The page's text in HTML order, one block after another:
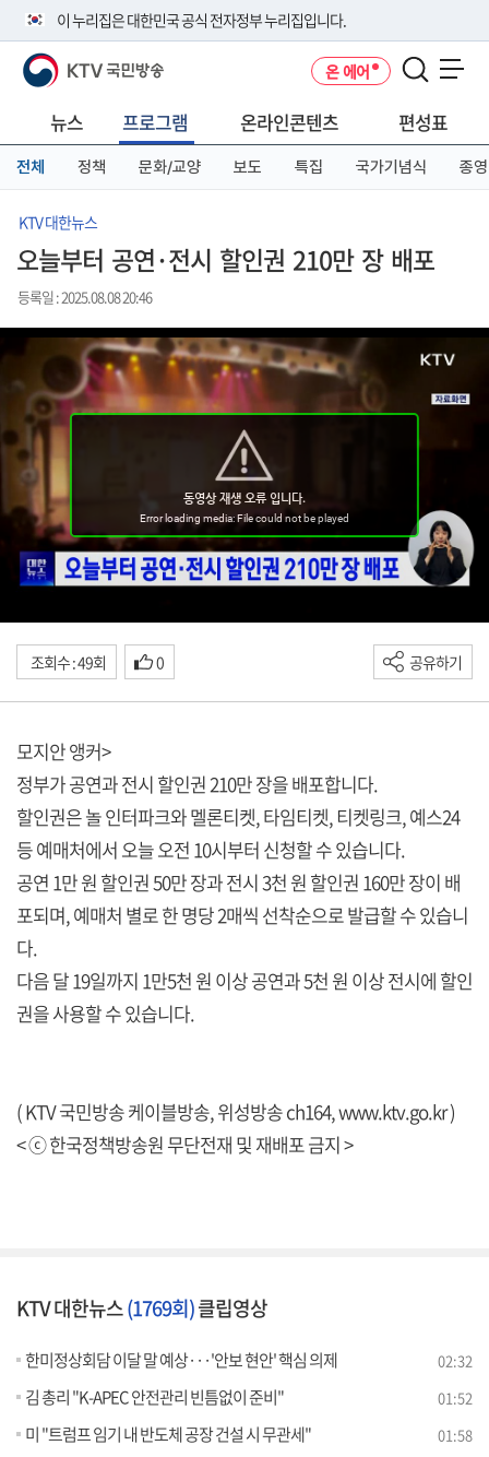
이 누리집은 대한민국 공식 전자정부 누리집입니다.
공식 누리집 주소 확인하기
니다.
이밖에 or.kr 또는 .kr등 다른 도메인 주소를 사용하고 있다면 아래 URL에
서 도메인 주소를 확인해 보세요
KTV 국민방송 온 에어
뉴스 프로그램 온라인콘텐츠 편성표
전체 정책 문화/교양 보도 특집 국가기념식 종영
KTV 대한뉴스
오늘부터 공연·전시 할인권 210만 장 배포
등록일 : 2025.08.08 20:46
조회수 : 49회 0 공유하기
모지안 앵커>
정부가 공연과 전시 할인권 210만 장을 배포합니다.
할인권은 놀 인터파크와 멜론티켓, 타임티켓, 티켓링크, 예스24
등 예매처에서 오늘 오전 10시부터 신청할 수 있습니다.
공연 1만 원 할인권 50만 장과 전시 3천 원 할인권 160만 장이 배
포되며, 예매처 별로 한 명당 2매씩 선착순으로 발급할 수 있습니
다.
다음 달 19일까지 1만5천 원 이상 공연과 5천 원 이상 전시에 할인
권을 사용할 수 있습니다.
( KTV 국민방송 케이블방송, 위성방송 ch164,www.ktv.go.kr)
< ⓒ 한국정책방송원 무단전재 및 재배포 금지 >
KTV 대한뉴스(1769회)클립영상
한미정상회담 이달 말 예상···'안보 현안' 핵심 의제 02:32
김 총리 "K-APEC 안전관리 빈틈없이 준비" 01:52
미 "트럼프 임기 내 반도체 공장 건설 시 무관세" 01:58